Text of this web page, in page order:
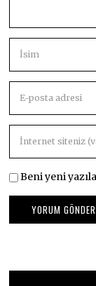
Beni yeni